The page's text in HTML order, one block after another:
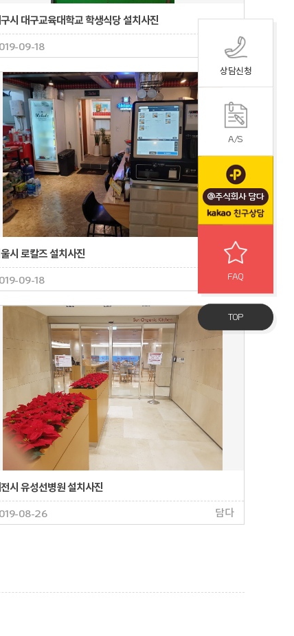
시 대구교육대학교 학생식당 설치사진
09-18
담다
시 로칼즈 설치사진
09-18
담다
시 유성선병원 설치사진
08-26
담다
상담신청
A/S
FAQ
TOP